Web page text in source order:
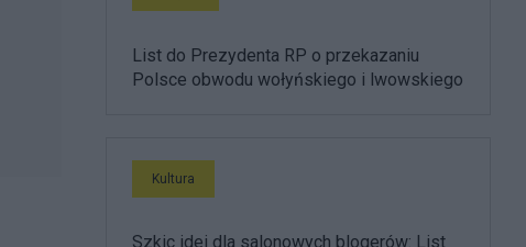
List do Prezydenta RP o przekazaniu
Polsce obwodu wołyńskiego i lwowskiego
Kultura
Szkic idei dla salonowych blogerów: List